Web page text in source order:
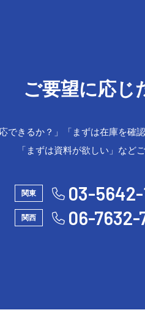
ご要望に応じ
できるか？」「まずは在庫を確
「まずは資料が欲しい」など
関東 03-5642-
関西 06-7632-